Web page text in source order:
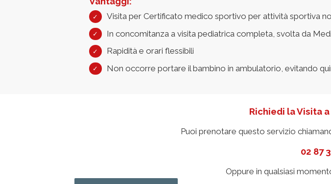
Visita per Certificato medico sportivo per attività sportiva
In concomitanza a visita pediatrica completa, svolta da
Rapidità e orari flessibili
Non occorre portare il bambino in ambulatorio, evitando
Richiedi la Visita
Puoi prenotare questo servizio
02 87
Oppure in qualsiasi